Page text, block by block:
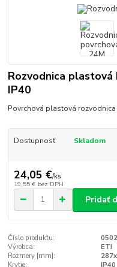
Rozvodnica plastová
IP40
Povrchová plastová
Dostupnosť Skladom
24,05 €/ks
19,55 € bez DPH
Pridať
Číslo produktu:
Výrobca:
ETI
Rozmery [mm]:
Krytie:
IP40